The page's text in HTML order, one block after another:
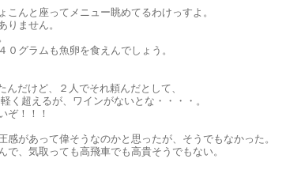
んと座ってメニュー眺めてるわけっすよ。
りません。
グラムも魚卵を食えんでしょう。
だけど、２人でそれ頼んだとして、
く超えるが、ワインがないとな・・・・。
ぞ！！！
があって偉そうなのかと思ったが、そうでもなかった。
、気取っても高飛車でも高貴そうでもない。